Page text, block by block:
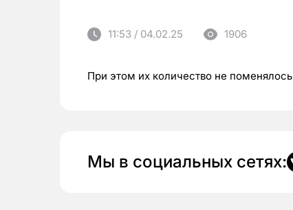
11:53 / 04.02.25 1906
При этом их количество не поменялось
Мы в социальных сетях: